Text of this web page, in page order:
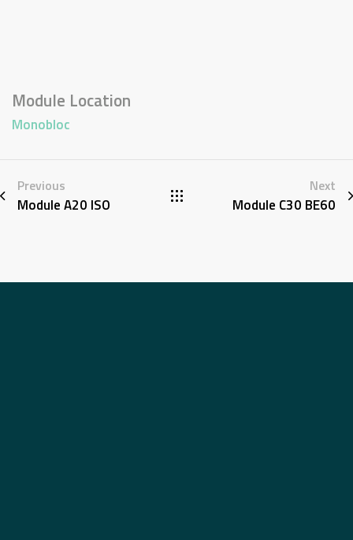
Module Location
Monobloc
Previous
Module A20 ISO
Next
Module C30 BE60